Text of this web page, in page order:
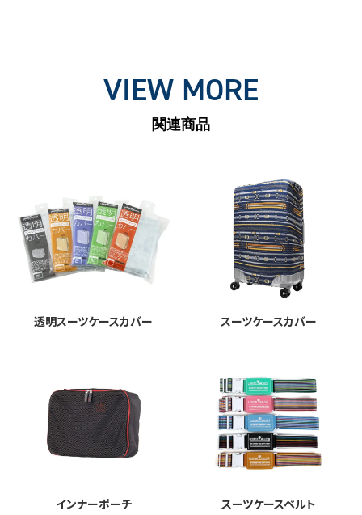
VIEW MORE
関連商品
透明スーツケースカバー スーツケースカバー
インナーポーチ スーツケースベルト